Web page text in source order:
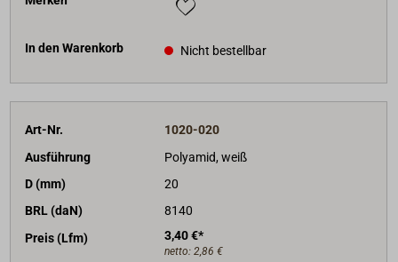
In den Warenkorb Nicht bestellbar
Art-Nr.
1020-020
Ausführung
Polyamid, weiß
D (mm)
20
BRL (daN)
8140
Preis (Lfm)
3,40 €*
netto: 2,86 €